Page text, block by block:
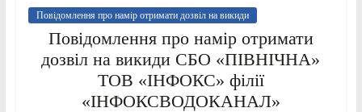
Повідомлення про намір отримати дозвіл на викиди
Повідомлення про намір отримати
дозвіл на викиди СБО «ПІВНІЧНА»
ТОВ «ІНФОКС» філії
«ІНФОКСВОДОКАНАЛ»